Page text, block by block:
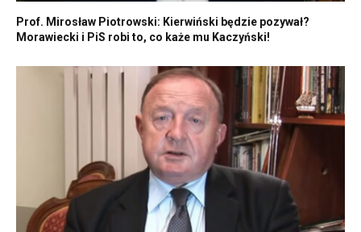
Prof. Mirosław Piotrowski: Kierwiński będzie pozywał?
Morawiecki i PiS robi to, co każe mu Kaczyński!